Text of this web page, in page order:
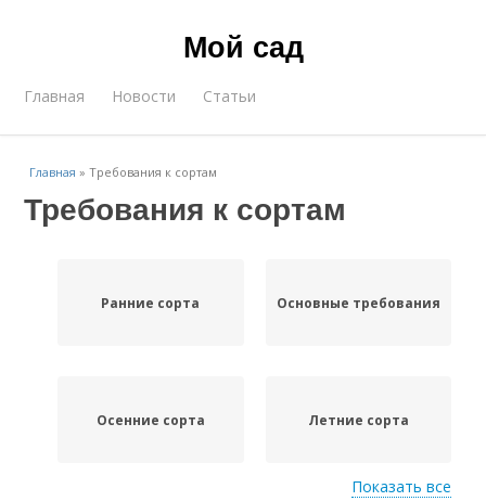
Мой сад
Главная Новости Статьи
Главная »Требования к сортам
Требования к сортам
Ранние сорта Основные требования
Осенние сорта Летние сорта
Показать все